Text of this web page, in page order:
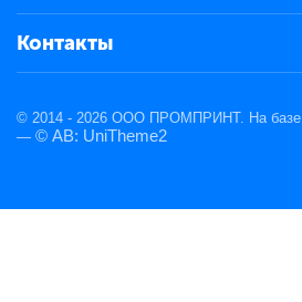
Контакты
© 2014 - 2026 ООО ПРОМПРИНТ. На базе
— © AB: UniTheme2